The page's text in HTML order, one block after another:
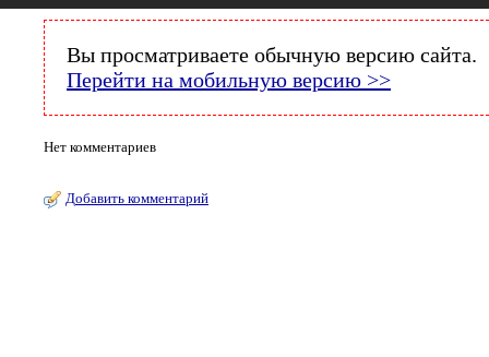
Вы просматриваете обычную версию сайта.
Перейти на мобильную версию >>
Нет комментариев
Добавить комментарий